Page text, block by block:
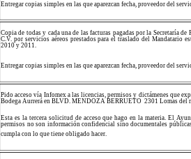
Entregar copias simples en las que aparezcan fecha, proveedor del
Copia de todas y cada una de las facturas pagadas por la Secretaría
C.V. por servicios aéreos prestados para el traslado del Mandatario
2010 y 2011.
Entregar copias simples en las que aparezcan fecha, proveedor del
Pido acceso vía Infomex a las licencias, permisos y dictámenes que
Bodega Aurrerá en BLVD. MENDOZA BERRUETO 2301 Lomas del
Esta es la tercera solicitud de acceso que hago en la materia. El
permisos no son información confidencial sino documentales
cumpla con lo que tiene obligado hacer.